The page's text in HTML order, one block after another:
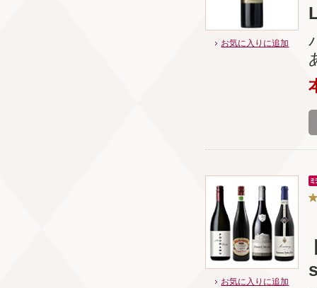
お気に入りに追加
お気に入りに追加